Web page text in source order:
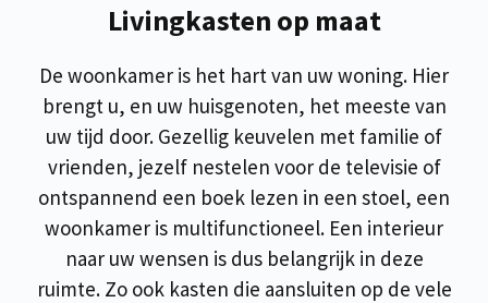
Livingkasten op maat
De woonkamer is het hart van uw woning. Hier
brengt u, en uw huisgenoten, het meeste van
uw tijd door. Gezellig keuvelen met familie of
vrienden, jezelf nestelen voor de televisie of
ontspannend een boek lezen in een stoel, een
woonkamer is multifunctioneel. Een interieur
naar uw wensen is dus belangrijk in deze
ruimte. Zo ook kasten die aansluiten op de vele